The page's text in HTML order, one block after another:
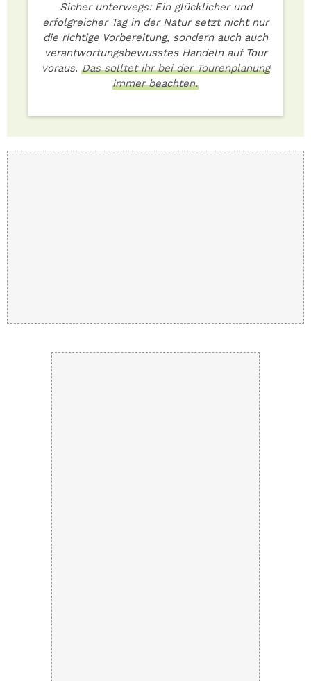
Sicher unterwegs: Ein glücklicher und
erfolgreicher Tag in der Natur setzt nicht nur
die richtige Vorbereitung, sondern auch auch
verantwortungsbewusstes Handeln auf Tour
voraus. Das solltet ihr bei der Tourenplanung
immer beachten.